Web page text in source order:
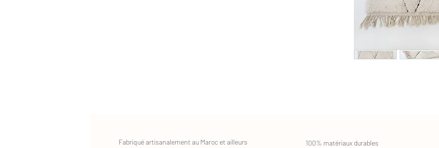
Fabriqué artisanalement au Maroc et ailleurs 100% matériaux durables